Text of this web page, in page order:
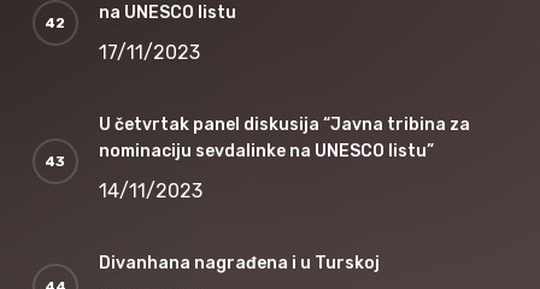
na UNESCO listu
17/11/2023
U četvrtak panel diskusija “Javna tribina za
nominaciju sevdalinke na UNESCO listu”
14/11/2023
Divanhana nagrađena i u Turskoj